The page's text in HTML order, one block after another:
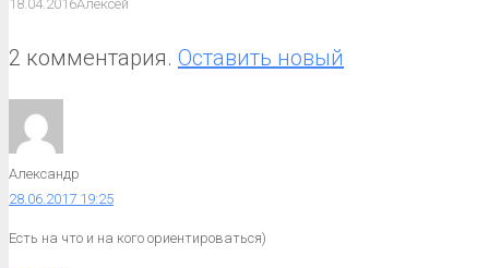
18.04.2016Алексей
2 комментария. Оставить новый
Александр
28.06.2017 19:25
Есть на что и на кого ориентироваться)